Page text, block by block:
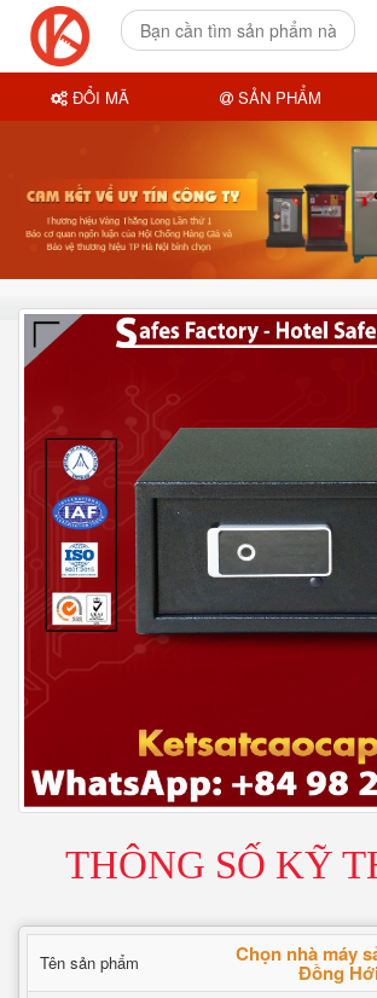
THÔNG SỐ KỸ
Tên sản phẩm Chọn nhà máy
Đồng
ĐỔI MÃ SẢN PHẨM